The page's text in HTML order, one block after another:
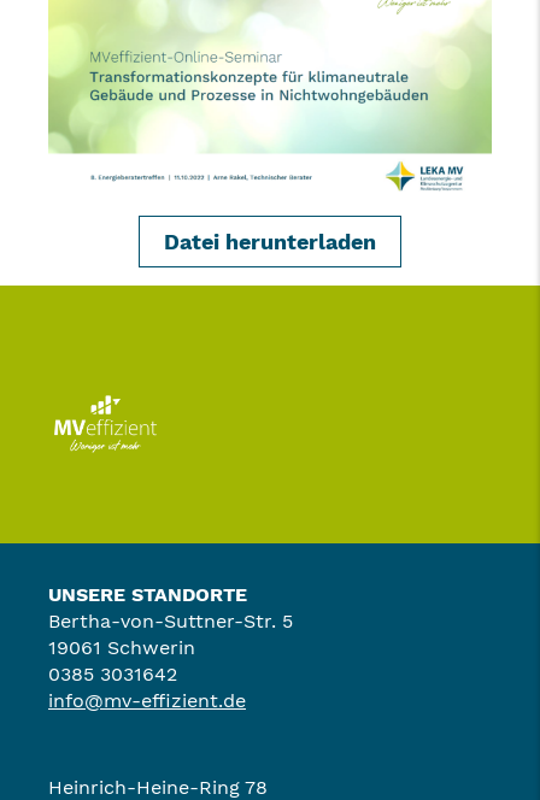
Datei herunterladen
UNSERE STANDORTE
Bertha-von-Suttner-Str. 5
19061 Schwerin
0385 3031642
info@mv-effizient.de
Heinrich-Heine-Ring 78